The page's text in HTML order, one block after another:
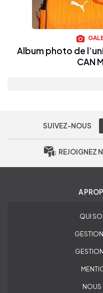
Album photo de
CAN
SUIVEZ-NOUS
REJOIGNEZ
A
QUI
NOUS